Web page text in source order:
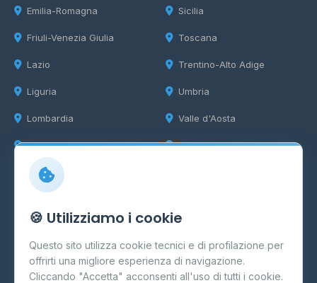
Emilia-Romagna
Friuli-Venezia Giulia
Lazio
Liguria
Lombardia
Marche
Sicilia
Toscana
Trentino-Alto Adige
Umbria
Valle d'Aosta
Veneto
Info
Cos'è il GPL
FAQ
Contatti
🍪 Utilizziamo i cookie
Questo sito utilizza cookie tecnici e di profilazione per
offrirti una migliore esperienza di navigazione.
Cliccando "Accetta" acconsenti all'uso di tutti i cookie.